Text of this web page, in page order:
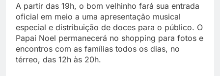
A partir das 19h, o bom velhinho fará sua entrada
oficial em meio a uma apresentação musical
especial e distribuição de doces para o público. O
Papai Noel permanecerá no shopping para fotos e
encontros com as famílias todos os dias, no
térreo, das 12h às 20h.